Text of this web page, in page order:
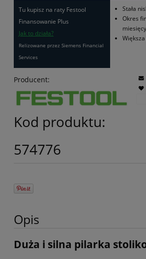
Tu kupisz na raty Festool
Finansowanie Plus
Jak to działa?
Relizowane przez Siemens Financial
Services
Stała
Okres
miesięcy
Producent:
Kod produktu:
574776
Opis
Duża i silna pilarka